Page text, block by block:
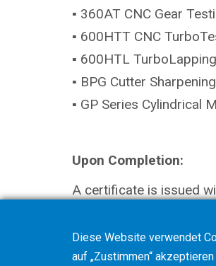
▪ 360AT CNC Gear
▪ 600HTT CNC
▪ 600HTL
▪ BPG Cutter
▪ GP Series Cylindrical
Upon Completion:
A certificate is issued
Diese Website verwendet
auf „Zustimmen“